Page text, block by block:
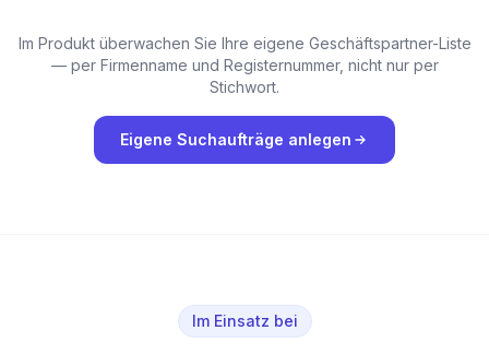
Im Produkt überwachen Sie Ihre eigene Geschäftspartner-Liste
— per Firmenname und Registernummer, nicht nur per
Stichwort.
Eigene Suchaufträge anlegen
Im Einsatz bei